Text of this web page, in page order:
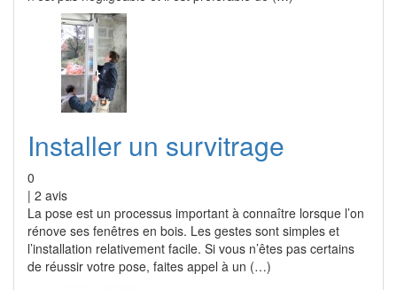
Installer un survitrage
0
| 2 avis
La pose est un processus important à connaître lorsque l’on
rénove ses fenêtres en bois. Les gestes sont simples et
l’installation relativement facile. Si vous n’êtes pas certains
de réussir votre pose, faites appel à un (…)